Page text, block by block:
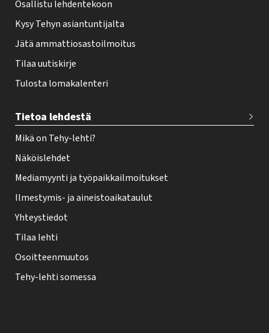
Osallistu lehdentekoon
Kysy Tehyn asiantuntijalta
Jätä ammattiosastoilmoitus
Tilaa uutiskirje
Tulosta lomakalenteri
Tietoa lehdestä
Mikä on Tehy-lehti?
Näköislehdet
Mediamyynti ja työpaikkailmoitukset
Ilmestymis- ja aineistoaikataulut
Yhteystiedot
Tilaa lehti
Osoitteenmuutos
Tehy-lehti somessa